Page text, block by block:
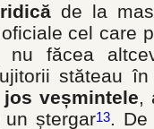
de la
cel care
nu făcea
stăteau
veșmintele,
ștergar13.